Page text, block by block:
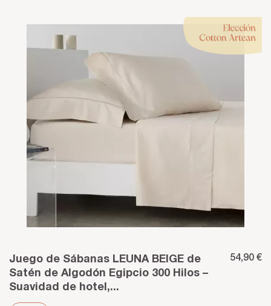
Juego de Sábanas LEUNA BEIGE de
Satén de Algodón Egipcio 300 Hilos –
Suavidad de hotel,...
54,90 €